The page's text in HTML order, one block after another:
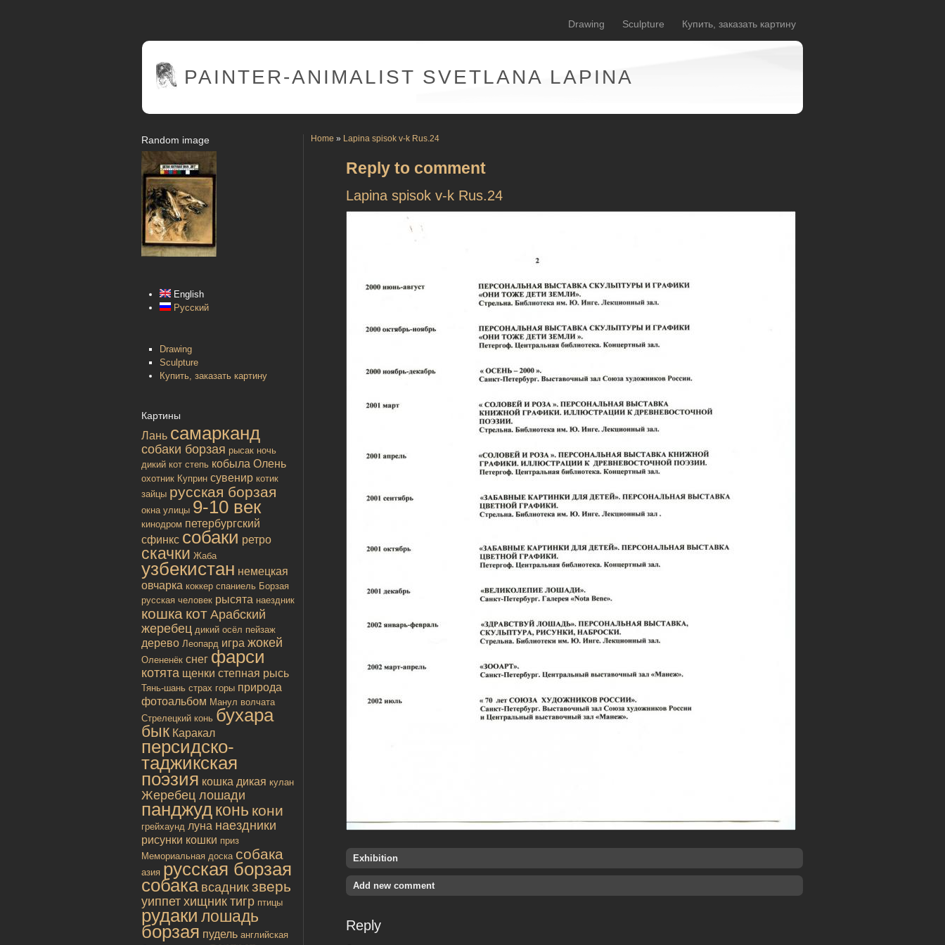
Drawing Sculpture Купить, заказать картину
PAINTER-ANIMALIST SVETLANA LAPINA
Random image
English
Русский
Drawing
Sculpture
Купить, заказать картину
Картины
Лань самарканд
собаки борзая рысак ночь
дикий кот степь кобыла Олень
охотник Куприн сувенир котик
зайцы русская борзая
окна улицы 9-10 век
кинодром петербургский
сфинкс собаки ретро
скачки Жаба
узбекистан немецкая
овчарка коккер спаниель Борзая
русская человек рысята наездник
кошка кот Арабский
жеребец дикий осёл пейзаж
дерево Леопард игра жокей
Олененёк снег фарси
котята щенки степная рысь
Тянь-шань страх горы природа
фотоальбом Манул волчата
Стрелецкий конь бухара
бык Каракал
персидско-
таджикская
поэзия кошка дикая кулан
Жеребец лошади
панджудконь кони
грейхаунд луна наездники
рисунки кошки приз
Мемориальная доска собака
азия русская борзая
собака всадник зверь
уиппет хищник тигр птицы
рудаки лошадь
борзая пудель английская
Home » Lapina spisok v-k Rus.24
Reply to comment
Lapina spisok v-k Rus.24
Exhibition
Add new comment
Reply